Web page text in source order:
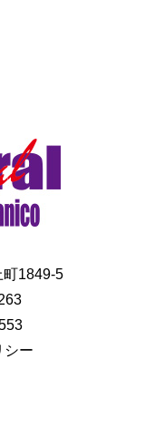
町1849-5
シー